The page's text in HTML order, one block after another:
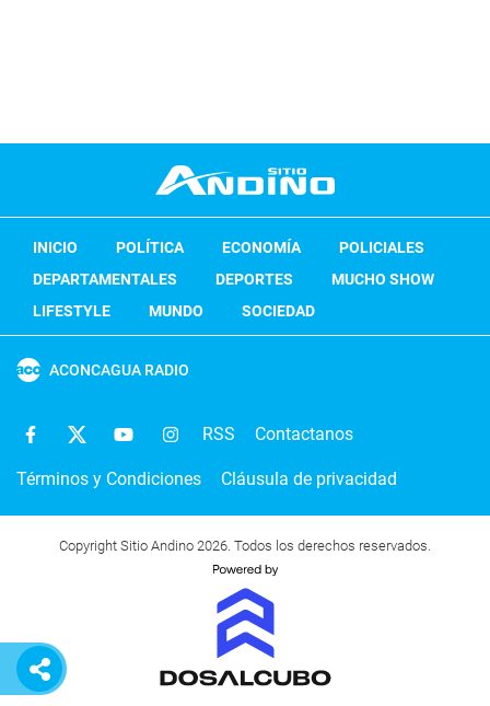
INICIO POLÍTICA ECONOMÍA
POLICIALES
DEPARTAMENTALES
DEPORTES
MUCHO SHOW
LIFESTYLE
MUNDO SOCIEDAD
ACONCAGUA RADIO
RSS Contactanos
Términos y Condiciones Cláusula de privacidad
Copyright Sitio Andino 2026. Todos los derechos reservados.